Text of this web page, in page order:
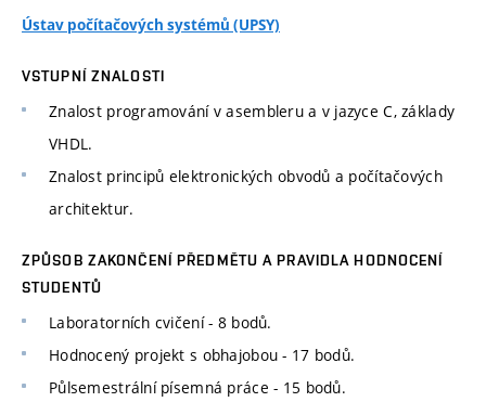
Ústav počítačových systémů (UPSY)
VSTUPNÍ ZNALOSTI
Znalost programování v asembleru a v jazyce C, základy
VHDL.
Znalost principů elektronických obvodů a počítačových
architektur.
ZPŮSOB ZAKONČENÍ PŘEDMĚTU A PRAVIDLA HODNOCENÍ
STUDENTŮ
Laboratorních cvičení - 8 bodů.
Hodnocený projekt s obhajobou - 17 bodů.
Půlsemestrální písemná práce - 15 bodů.